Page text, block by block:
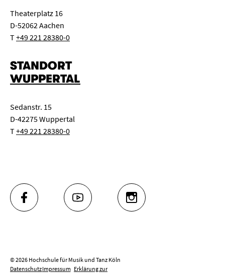
Theaterplatz 16
D-52062 Aachen
T+49 221 28380-0
STANDORT
WUPPERTAL
Sedanstr. 15
D-42275 Wuppertal
T+49 221 28380-0
FACEBOOK YOUTUBE INSTAGRAM
© 2026 Hochschule für Musik und Tanz Köln
DatenschutzImpressum Erklärung zur